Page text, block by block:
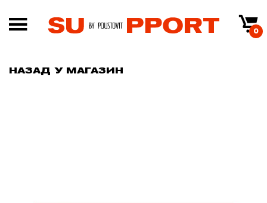
0
НАЗАД У МАГАЗИН